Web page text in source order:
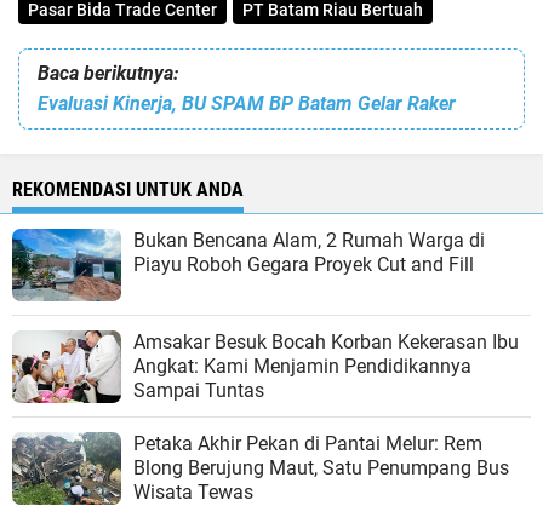
Pasar Bida Trade Center
PT Batam Riau Bertuah
Baca berikutnya:
Evaluasi Kinerja, BU SPAM BP Batam Gelar Raker
REKOMENDASI UNTUK ANDA
Bukan Bencana Alam, 2 Rumah Warga di
Piayu Roboh Gegara Proyek Cut and Fill
Amsakar Besuk Bocah Korban Kekerasan Ibu
Angkat: Kami Menjamin Pendidikannya
Sampai Tuntas
Petaka Akhir Pekan di Pantai Melur: Rem
Blong Berujung Maut, Satu Penumpang Bus
Wisata Tewas